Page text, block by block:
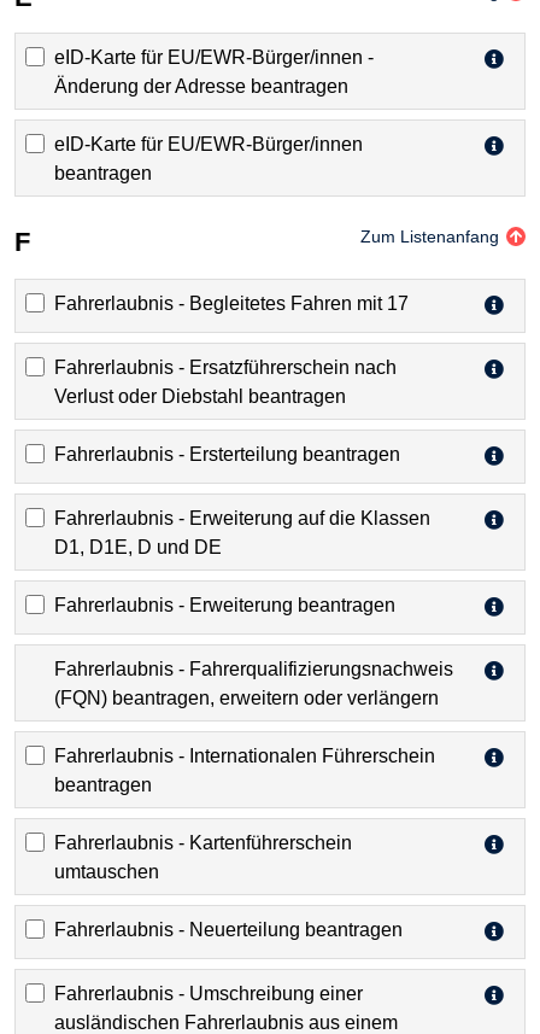
eID-Karte für EU/EWR-Bürger/innen -
Änderung der Adresse beantragen
eID-Karte für EU/EWR-Bürger/innen
beantragen
F Zum Listenanfang
Fahrerlaubnis - Begleitetes Fahren mit 17
Fahrerlaubnis - Ersatzführerschein nach
Verlust oder Diebstahl beantragen
Fahrerlaubnis - Ersterteilung beantragen
Fahrerlaubnis - Erweiterung auf die Klassen
D1, D1E, D und DE
Fahrerlaubnis - Erweiterung beantragen
Fahrerlaubnis - Fahrerqualifizierungsnachweis
(FQN) beantragen, erweitern oder verlängern
Fahrerlaubnis - Internationalen Führerschein
beantragen
Fahrerlaubnis - Kartenführerschein
umtauschen
Fahrerlaubnis - Neuerteilung beantragen
Fahrerlaubnis - Umschreibung einer
ausländischen Fahrerlaubnis aus einem